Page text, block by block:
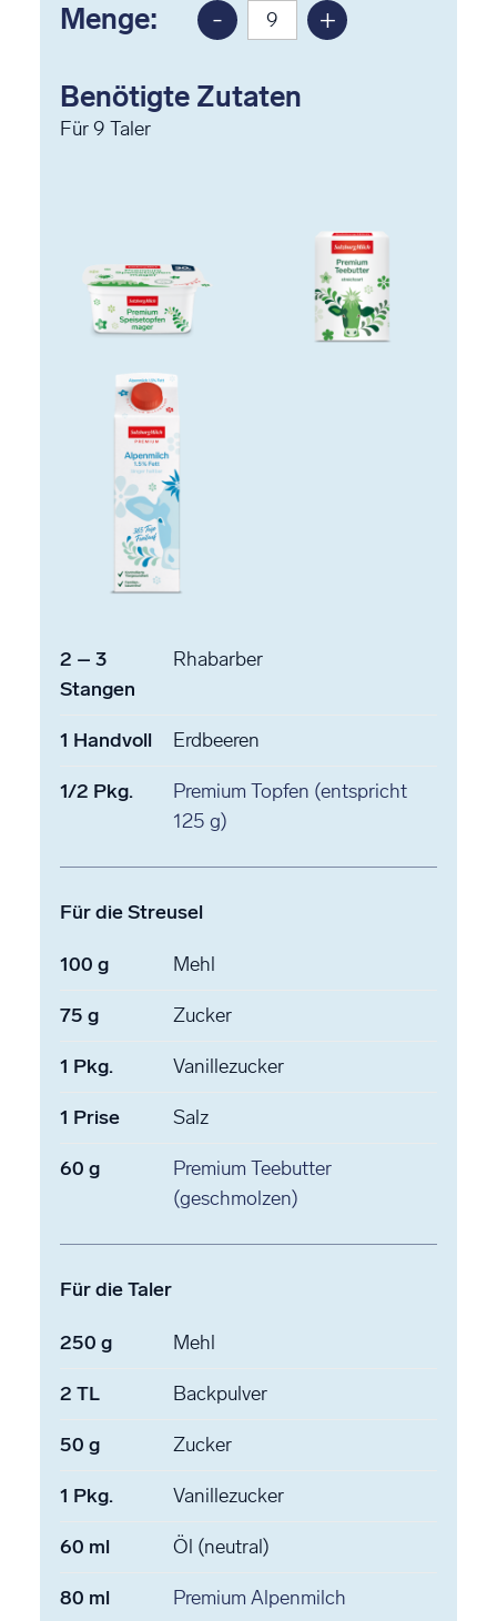
Menge:
Portion
-
Portion
+
Benötigte Zutaten
Für9 Taler
2 – 3
Stangen
Rhabarber
1 Handvoll Erdbeeren
1/2 Pkg. Premium Topfen (entspricht
125 g)
Für die Streusel
100 g Mehl
75 g Zucker
1 Pkg. Vanillezucker
1 Prise Salz
60 g
Premium Teebutter
(geschmolzen)
Für die Taler
250 g Mehl
2 TL Backpulver
50 g Zucker
1 Pkg. Vanillezucker
60 ml Öl (neutral)
80 ml Premium Alpenmilch